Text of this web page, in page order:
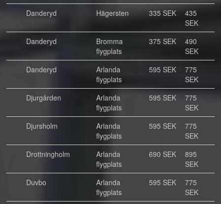
Danderyd
Hägersten 335 SEK
435
SEK
Danderyd
Bromma
flygplats
375 SEK
490
SEK
Danderyd
Arlanda
flygplats
595 SEK
775
SEK
Djurgården
Arlanda
flygplats
595 SEK
775
SEK
Djursholm
Arlanda
flygplats
595 SEK
775
SEK
Drottningholm
Arlanda
flygplats
690 SEK
895
SEK
Duvbo
Arlanda
flygplats
595 SEK
775
SEK